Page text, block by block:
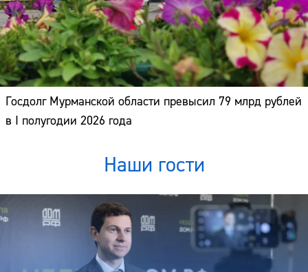
Госдолг Мурманской области превысил 79 млрд рублей
в I полугодии 2026 года
Наши гости